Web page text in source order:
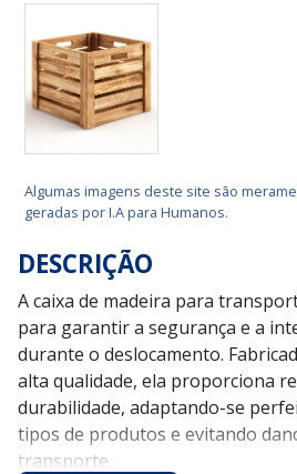
Algumas imagens deste site são
geradas por I.A para Humanos.
DESCRIÇÃO
A caixa de madeira para
para garantir a segurança e a
durante o deslocamento.
alta qualidade, ela proporciona
durabilidade, adaptando-se
tipos de produtos e evitando
transporte.